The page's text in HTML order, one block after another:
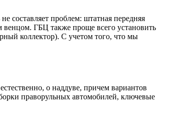
составляет проблем: штатная передняя
ГБЦ также проще всего установить
коллектор). С учетом того, что мы
о наддуве, причем вариантов
праворульных автомобилей, ключевые